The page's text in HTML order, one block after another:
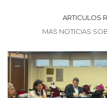
ARTICULOS
MAS NOTICIAS